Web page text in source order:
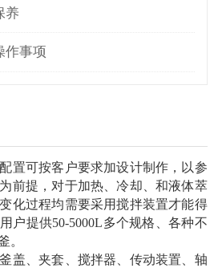
养
作事项
置可按客户要求加设计制作， 以参
前提，对于加热、冷却、和液体萃
化过程均需要采用搅拌装置才能得
户提供50-5000L多个规格、各种不
。
盖、夹套、搅拌器、传动装置、轴